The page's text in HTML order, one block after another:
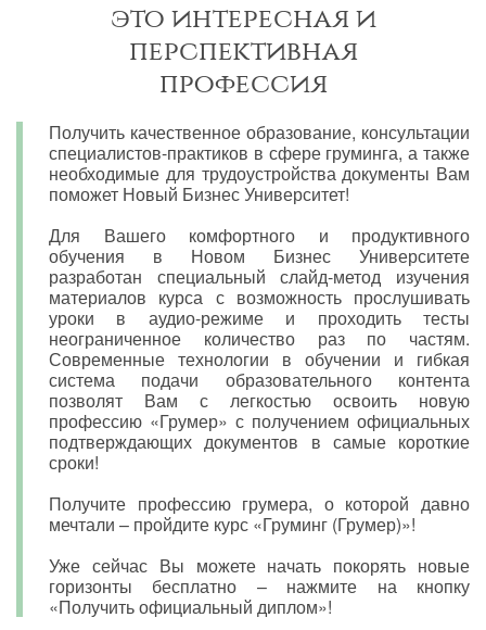
это интересная и
перспективная
профессия
Получить качественное образование, консультации
специалистов-практиков в сфере груминга, а также
необходимые для трудоустройства документы Вам
поможет Новый Бизнес Университет!
Для Вашего комфортного и продуктивного
обучения в Новом Бизнес Университете
разработан специальный слайд-метод изучения
материалов курса с возможность прослушивать
уроки в аудио-режиме и проходить тесты
неограниченное количество раз по частям.
Современные технологии в обучении и гибкая
система подачи образовательного контента
позволят Вам с легкостью освоить новую
профессию «Грумер» с получением официальных
подтверждающих документов в самые короткие
сроки!
Получите профессию грумера, о которой давно
мечтали – пройдите курс «Груминг (Грумер)»!
Уже сейчас Вы можете начать покорять новые
горизонты бесплатно – нажмите на кнопку
«Получить официальный диплом»!